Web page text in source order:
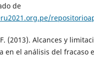
de
(2013). Alcances y
en el análisis del fracaso